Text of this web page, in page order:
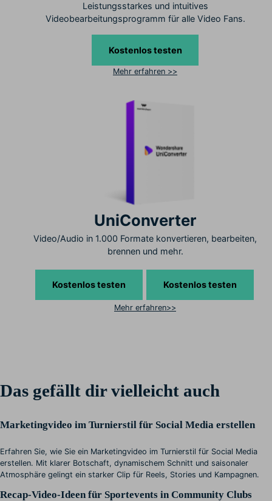
Leistungsstarkes und intuitives
Videobearbeitungsprogramm für alle Video Fans.
Kostenlos testen
Mehr erfahren >>
UniConverter
Video/Audio in 1.000 Formate konvertieren, bearbeiten,
brennen und mehr.
Kostenlos testen Kostenlos testen
Mehr erfahren>>
Das gefällt dir vielleicht auch
Marketingvideo im Turnierstil für Social Media erstellen
Erfahren Sie, wie Sie ein Marketingvideo im Turnierstil für Social Media
erstellen. Mit klarer Botschaft, dynamischem Schnitt und saisonaler
Atmosphäre gelingt ein starker Clip für Reels, Stories und Kampagnen.
Recap-Video-Ideen für Sportevents in Community Clubs